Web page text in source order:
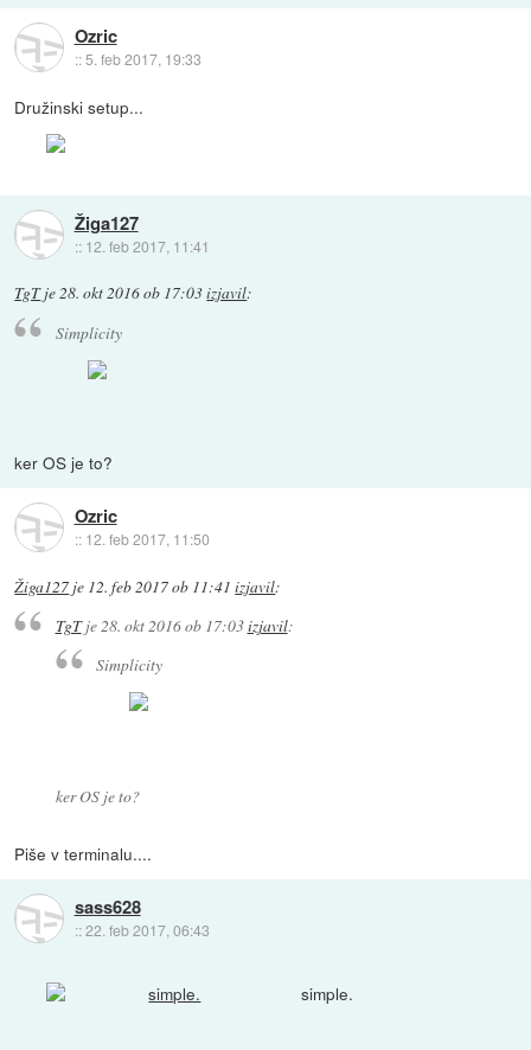
Ozric
::5. feb 2017, 19:33
Družinski setup...
Žiga127
:: 12. feb 2017, 11:41
TgTje28. okt 2016 ob 17:03izjavil:
Simplicity
ker OS je to?
Ozric
:: 12. feb 2017, 11:50
Žiga127 je 12. feb 2017 ob 11:41 izjavil:
TgTje28. okt 2016 ob 17:03izjavil:
Simplicity
ker OS je to?
Piše v terminalu....
sass628
::22. feb 2017, 06:43
simple.